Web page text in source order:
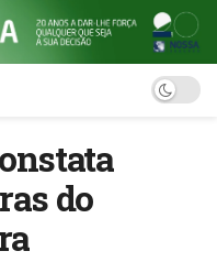
do